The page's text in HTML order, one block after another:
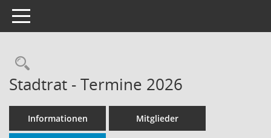
Toggle navigation
Rechercheauswahl
Stadtrat - Termine 2026
Informationen Mitglieder